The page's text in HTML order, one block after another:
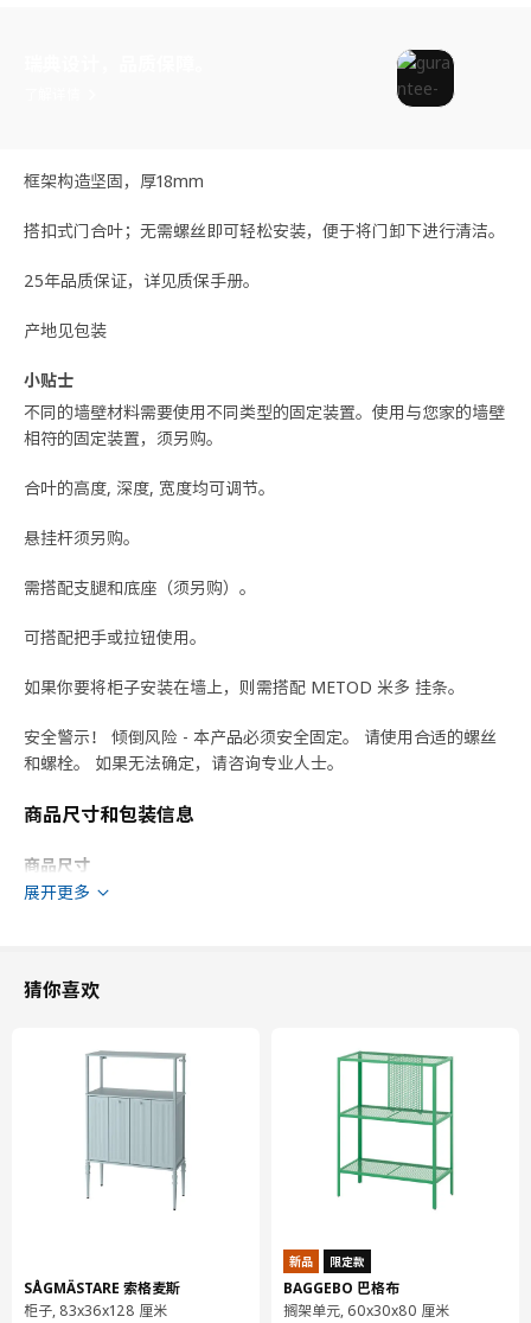
框架构造坚固，厚18mm
搭扣式门合叶；无需螺丝即可轻松安装，便于将门卸下进行清洁。
25年品质保证，详见质保手册。
产地见包装
小贴士
不同的墙壁材料需要使用不同类型的固定装置。使用与您家的墙壁
相符的固定装置，须另购。
合叶的高度, 深度, 宽度均可调节。
悬挂杆须另购。
需搭配支腿和底座（须另购）。
可搭配把手或拉钮使用。
如果你要将柜子安装在墙上，则需搭配 METOD 米多 挂条。
安全警示！ 倾倒风险 - 本产品必须安全固定。 请使用合适的螺丝
和螺栓。 如果无法确定，请咨询专业人士。
商品尺寸和包装信息
商品尺寸
宽度
框架，高
包装信息
此商品包含6个包装
抽屉前板
2 厘米
长度
90 厘米
净重
2.05 公斤
展开更多
猜你喜欢
SÅGMÄSTARE 索格麦斯
柜子, 83x36x128 厘米
新品 限定款
BAGGEBO 巴格布
搁架单元, 60x30x80 厘米